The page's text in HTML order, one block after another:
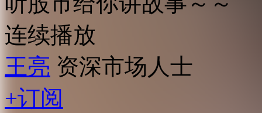
连续播放
王亮 资深市场人士
+订阅